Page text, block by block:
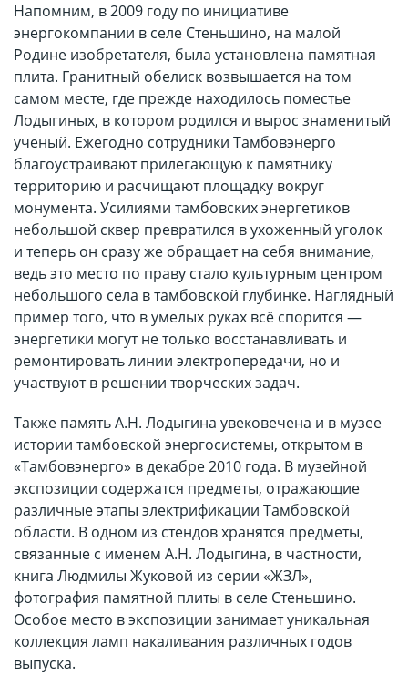
Напомним, в 2009 году по инициативе
энергокомпании в селе Стеньшино, на малой
Родине изобретателя, была установлена памятная
плита. Гранитный обелиск возвышается на том
самом месте, где прежде находилось поместье
Лодыгиных, в котором родился и вырос знаменитый
ученый. Ежегодно сотрудники Тамбовэнерго
благоустраивают прилегающую к памятнику
территорию и расчищают площадку вокруг
монумента. Усилиями тамбовских энергетиков
небольшой сквер превратился в ухоженный уголок
и теперь он сразу же обращает на себя внимание,
ведь это место по праву стало культурным центром
небольшого села в тамбовской глубинке. Наглядный
пример того, что в умелых руках всё спорится —
энергетики могут не только восстанавливать и
ремонтировать линии электропередачи, но и
участвуют в решении творческих задач.
Также память А.Н. Лодыгина увековечена и в музее
истории тамбовской энергосистемы, открытом в
«Тамбовэнерго» в декабре 2010 года. В музейной
экспозиции содержатся предметы, отражающие
различные этапы электрификации Тамбовской
области. В одном из стендов хранятся предметы,
связанные с именем А.Н. Лодыгина, в частности,
книга Людмилы Жуковой из серии «ЖЗЛ»,
фотография памятной плиты в селе Стеньшино.
Особое место в экспозиции занимает уникальная
коллекция ламп накаливания различных годов
выпуска.